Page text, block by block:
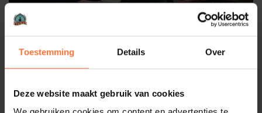
Toestemming Details Over
Deze website maakt gebruik van cookies